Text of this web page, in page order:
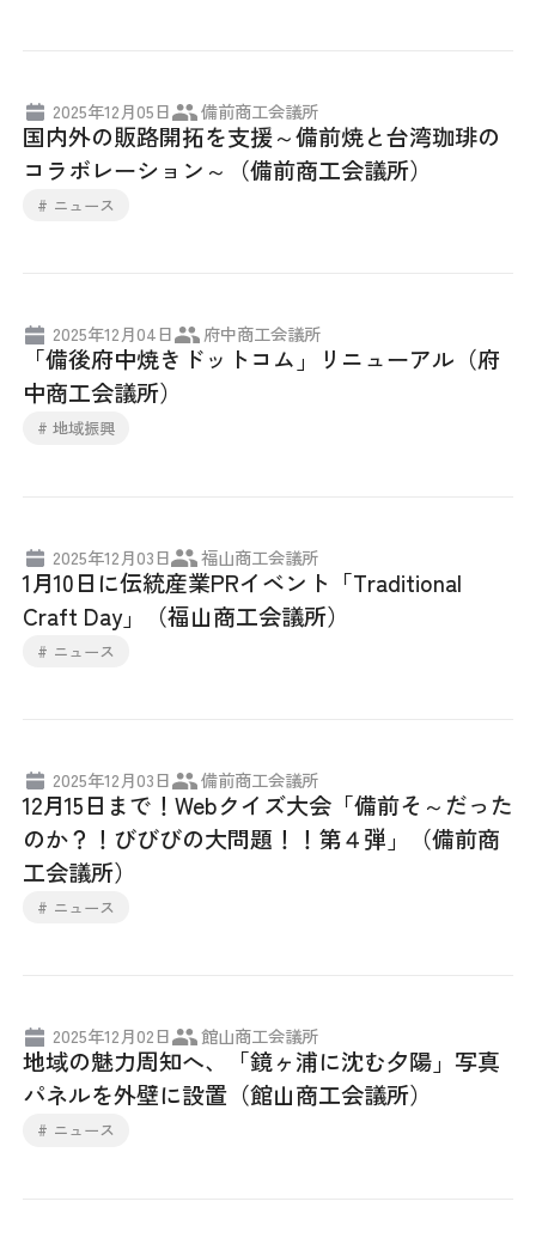
2025年12月05日 備前商工会議所
国内外の販路開拓を支援～備前焼と台湾珈琲の
コラボレーション～（備前商工会議所）
# ニュース
2025年12月04日 府中商工会議所
「備後府中焼きドットコム」リニューアル（府
中商工会議所）
# 地域振興
2025年12月03日 福山商工会議所
1月10日に伝統産業PRイベント「Traditional
Craft Day」（福山商工会議所）
# ニュース
2025年12月03日 備前商工会議所
12月15日まで！Webクイズ大会「備前そ～だった
のか？！びびびの大問題！！第４弾」（備前商
工会議所）
# ニュース
2025年12月02日 館山商工会議所
地域の魅力周知へ、「鏡ヶ浦に沈む夕陽」写真
パネルを外壁に設置（館山商工会議所）
# ニュース